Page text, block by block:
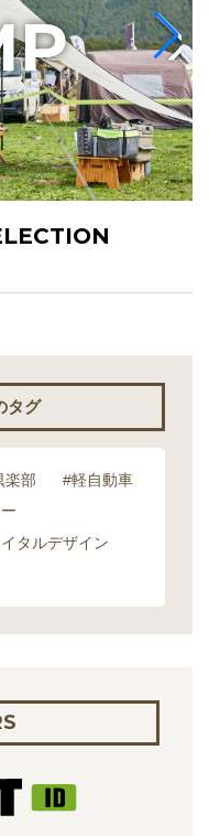
タグ
楽部
#軽自動車
タルデザイン